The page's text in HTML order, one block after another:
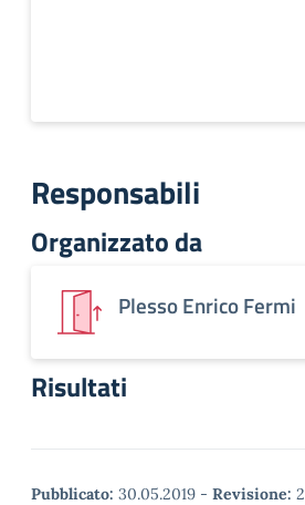
Responsabili
Organizzato da
Plesso Enrico Fermi
Risultati
Pubblicato: 30.05.2019 - Revisione: